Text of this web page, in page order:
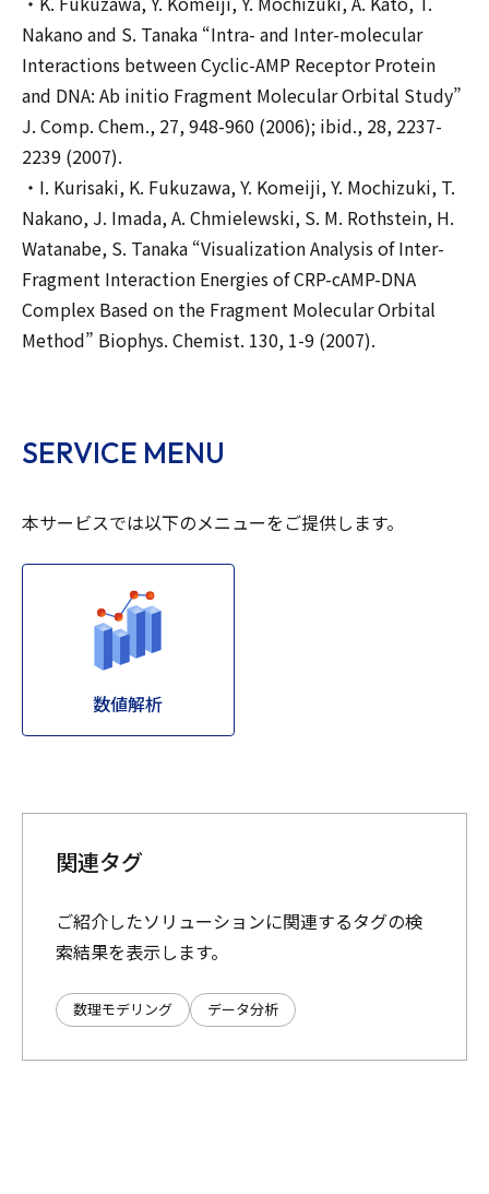
Nakano and S. Tanaka “Intra- and Inter-molecular
Interactions between Cyclic-AMP Receptor Protein
and DNA: Ab initio Fragment Molecular Orbital Study”
J. Comp. Chem., 27, 948-960 (2006); ibid., 28, 2237-
2239 (2007).
・I. Kurisaki, K. Fukuzawa, Y. Komeiji, Y. Mochizuki, T.
Nakano, J. Imada, A. Chmielewski, S. M. Rothstein, H.
Watanabe, S. Tanaka “Visualization Analysis of Inter-
Fragment Interaction Energies of CRP-cAMP-DNA
Complex Based on the Fragment Molecular Orbital
Method” Biophys. Chemist. 130, 1-9 (2007).
SERVICE MENU
本サービスでは以下のメニューをご提供します。
数値解析
関連タグ
ご紹介したソリューションに関連するタグの検
索結果を表示します。
数理モデリング データ分析